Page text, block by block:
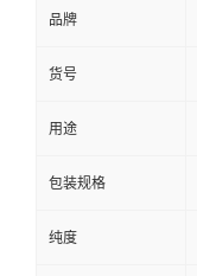
品牌
货号
用途
包装规格
纯度